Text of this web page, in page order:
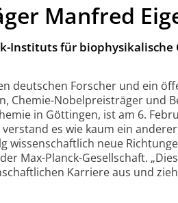
Manfred
Instituts für
deutschen Forscher und ein
Chemie-Nobelpreisträger und
in Göttingen, ist am 6.
es wie kaum ein
neue
Max-Planck-Gesellschaft.
Karriere aus und